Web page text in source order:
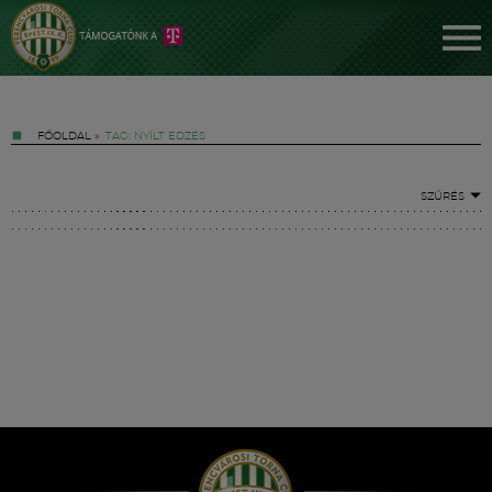
FŐOLDAL » TAG: NYÍLT EDZÉS
SZŰRÉS
Hírek